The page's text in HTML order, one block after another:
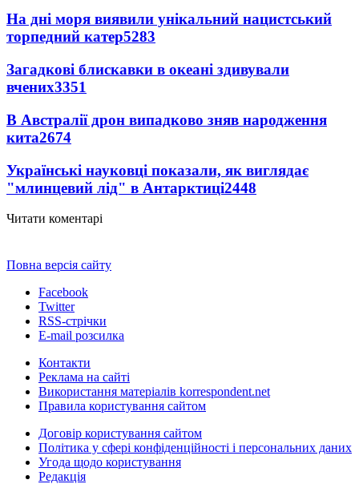
На дні моря виявили унікальний нацистський
торпедний катер5283
Загадкові блискавки в океані здивували
вчених3351
В Австралії дрон випадково зняв народження
кита2674
Українські науковці показали, як виглядає
"млинцевий лід" в Антарктиці2448
Читати коментарі
Повна версія сайту
Facebook
Twitter
RSS-стрічки
E-mail розсилка
Контакти
Реклама на сайті
Використання матеріалів korrespondent.net
Правила користування сайтом
Договір користування сайтом
Політика у сфері конфіденційності і персональних даних
Угода щодо користування
Редакція